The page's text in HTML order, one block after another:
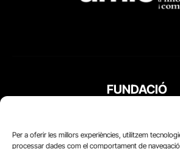
Per a oferir les millors experiències, utilitzem
processar dades com el comportament de
FUNDACIÓ